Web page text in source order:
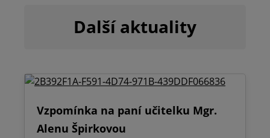
Další aktuality
Vzpomínka na paní učitelku Mgr.
Alenu Špirkovou